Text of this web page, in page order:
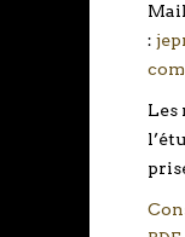
Mail
:
com
Les